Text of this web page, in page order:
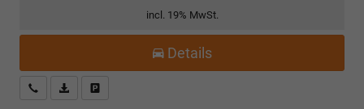
incl. 19% MwSt.
Details
Kostenloser Rückruf-Service
PDF-Datei, Fahrzeugexposé drucken